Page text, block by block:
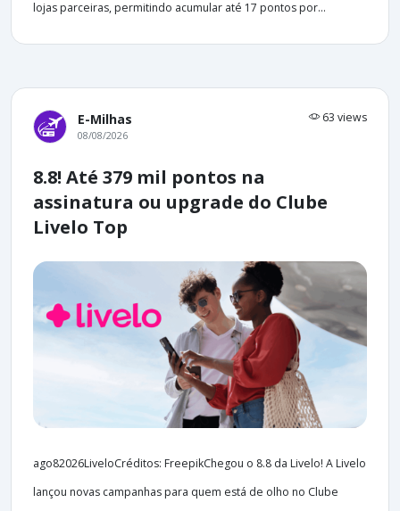
lojas parceiras, permitindo acumular até 17 pontos por...
E-Milhas 63 views
08/08/2026
8.8! Até 379 mil pontos na
assinatura ou upgrade do Clube
Livelo Top
ago82026LiveloCréditos: FreepikChegou o 8.8 da Livelo! A Livelo
lançou novas campanhas para quem está de olho no Clube